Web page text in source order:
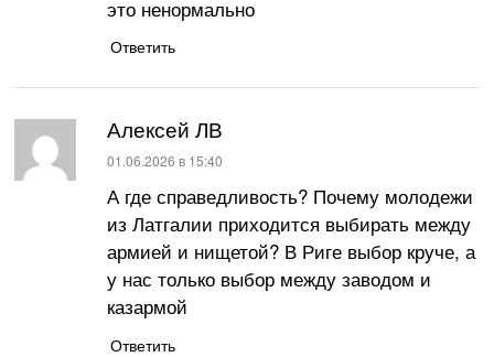
это ненормально
Ответить
Алексей ЛВ
:
01.06.2026 в 15:40
А где справедливость? Почему молодежи
из Латгалии приходится выбирать между
армией и нищетой? В Риге выбор круче, а
у нас только выбор между заводом и
казармой
Ответить